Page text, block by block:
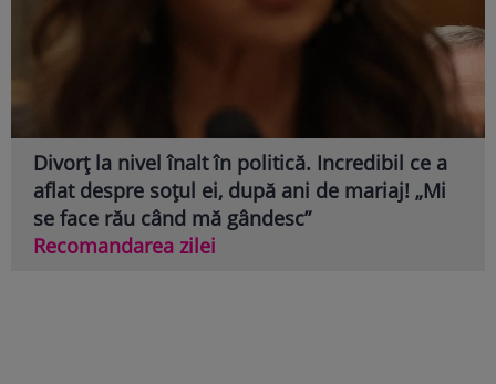
Divorț la nivel înalt în politică. Incredibil ce a
aflat despre soțul ei, după ani de mariaj! „Mi
se face rău când mă gândesc”
Recomandarea zilei